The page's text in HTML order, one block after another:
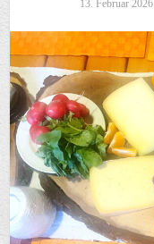
13. Februar 2026